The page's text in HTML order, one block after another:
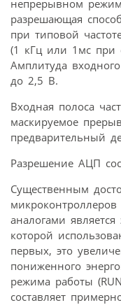
непрерывном
разрешающая
при типовой
(1 кГц или 1мс при
Амплитуда
до 2,5 В.
Входная полоса
маскируемое
предварительный
Разрешение АЦП
Существенным
аналогами
которой
первых, это
пониженного
режима работы
составляет